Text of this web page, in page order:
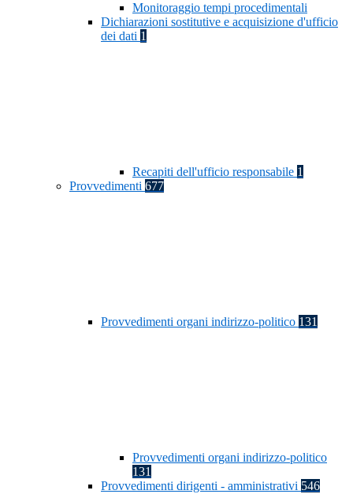
Monitoraggio tempi procedimentali
Dichiarazioni sostitutive e acquisizione d'ufficio
dei dati 1
Recapiti dell'ufficio responsabile 1
Provvedimenti 677
Provvedimenti organi indirizzo-politico 131
Provvedimenti organi indirizzo-politico
131
Provvedimenti dirigenti - amministrativi 546